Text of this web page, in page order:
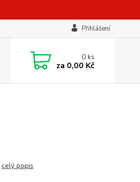
Přihlášení
0ks
za 0,00 Kč
celý popis